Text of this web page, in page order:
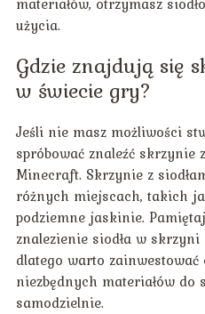
użycia.
Gdzie znajdują się
w świecie gry?
Jeśli nie masz możliwości
spróbować znaleźć skrzynie
Minecraft. Skrzynie z
różnych miejscach, takich
podziemne jaskinie.
znalezienie siodła w skrzyni
dlatego warto zainwestować
niezbędnych materiałów do
samodzielnie.